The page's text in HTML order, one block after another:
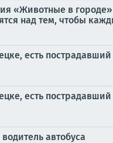
«Животные в
над тем, чтобы
есть пострадавший
есть пострадавший
автобуса